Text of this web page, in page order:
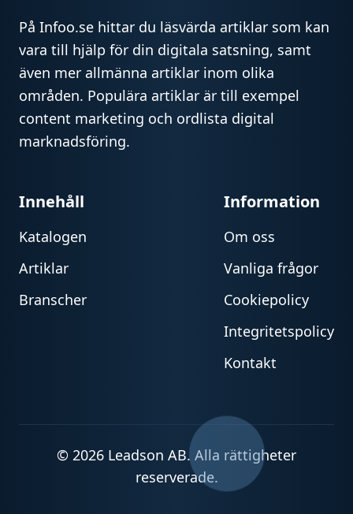
På Infoo.se hittar du läsvärda artiklar som kan
vara till hjälp för din digitala satsning, samt
även mer allmänna artiklar inom olika
områden. Populära artiklar är till exempel
content marketing och ordlista digital
marknadsföring.
Innehåll
Katalogen
Artiklar
Branscher
Information
Om oss
Vanliga frågor
Cookiepolicy
Integritetspolicy
Kontakt
© 2026 Leadson AB. Alla rättigheter
reserverade.